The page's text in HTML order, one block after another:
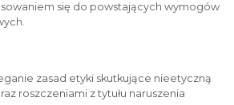
się do powstających wymogów
zasad etyki skutkujące nieetyczną
roszczeniami z tytułu naruszenia